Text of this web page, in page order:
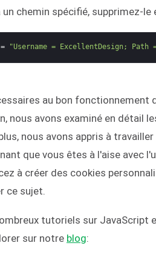
un chemin spécifié, supprimez-le
= "Username = ExcellentDesign; Path
au bon fonctionnement
nous avons examiné en détail
nous avons appris à
que vous êtes à l'aise avec
à créer des cookies
ce sujet.
tutoriels sur JavaScript
sur notre blog: